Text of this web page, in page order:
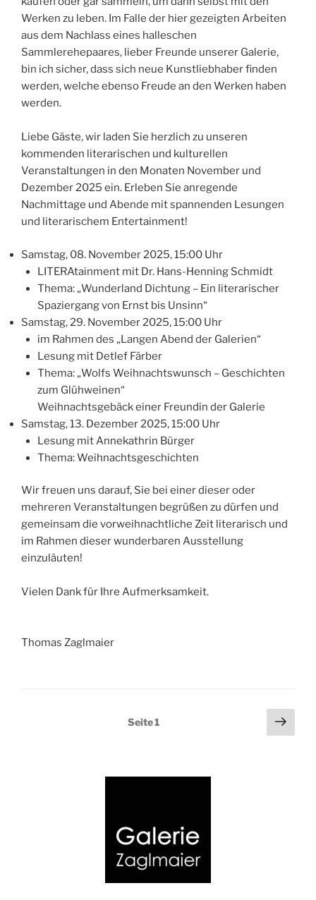
Werken zu leben. Im Falle der hier gezeigten Arbeiten
aus dem Nachlass eines halleschen
Sammlerehepaares, lieber Freunde unserer Galerie,
bin ich sicher, dass sich neue Kunstliebhaber finden
werden, welche ebenso Freude an den Werken haben
werden.
Liebe Gäste, wir laden Sie herzlich zu unseren
kommenden literarischen und kulturellen
Veranstaltungen in den Monaten November und
Dezember 2025 ein. Erleben Sie anregende
Nachmittage und Abende mit spannenden Lesungen
und literarischem Entertainment!
Samstag, 08. November 2025, 15:00 Uhr
LITERAtainment mit Dr. Hans-Henning Schmidt
Thema: „Wunderland Dichtung – Ein literarischer
Spaziergang von Ernst bis Unsinn“
Samstag, 29. November 2025, 15:00 Uhr
im Rahmen des „Langen Abend der Galerien“
Lesung mit Detlef Färber
Thema: „Wolfs Weihnachtswunsch – Geschichten
zum Glühweinen“
Weihnachtsgebäck einer Freundin der Galerie
Samstag, 13. Dezember 2025, 15:00 Uhr
Lesung mit Annekathrin Bürger
Thema: Weihnachtsgeschichten
Wir freuen uns darauf, Sie bei einer dieser oder
mehreren Veranstaltungen begrüßen zu dürfen und
gemeinsam die vorweihnachtliche Zeit literarisch und
im Rahmen dieser wunderbaren Ausstellung
einzuläuten!
Vielen Dank für Ihre Aufmerksamkeit.
Thomas Zaglmaier
Seitennummerierung
Seite1